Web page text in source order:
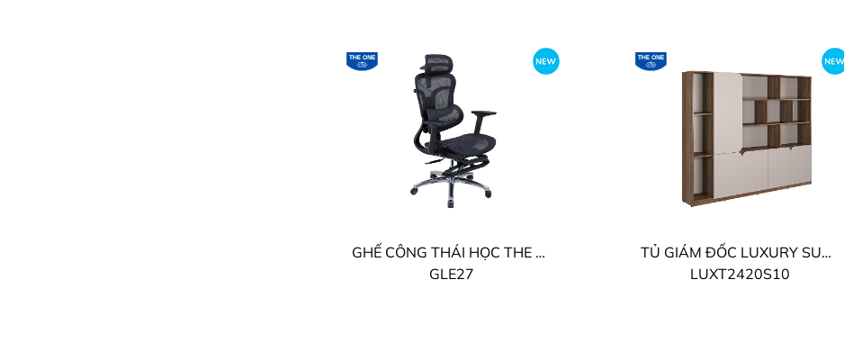
GHẾ CÔNG THÁI HỌC THE ONE
GLE27
TỦ GIÁM ĐỐC LUXURY SUPREME THE ONE
LUXT2420S10